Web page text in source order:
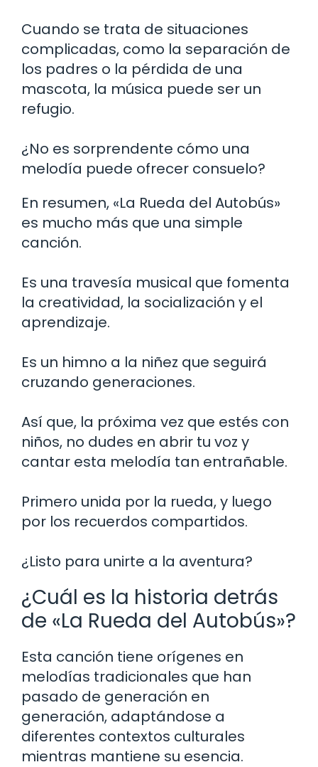
Cuando se trata de situaciones
complicadas, como la separación de
los padres o la pérdida de una
mascota, la música puede ser un
refugio.
¿No es sorprendente cómo una
melodía puede ofrecer consuelo?
En resumen, «La Rueda del Autobús»
es mucho más que una simple
canción.
Es una travesía musical que fomenta
la creatividad, la socialización y el
aprendizaje.
Es un himno a la niñez que seguirá
cruzando generaciones.
Así que, la próxima vez que estés con
niños, no dudes en abrir tu voz y
cantar esta melodía tan entrañable.
Primero unida por la rueda, y luego
por los recuerdos compartidos.
¿Listo para unirte a la aventura?
¿Cuál es la historia detrás
de «La Rueda del Autobús»?
Esta canción tiene orígenes en
melodías tradicionales que han
pasado de generación en
generación, adaptándose a
diferentes contextos culturales
mientras mantiene su esencia.